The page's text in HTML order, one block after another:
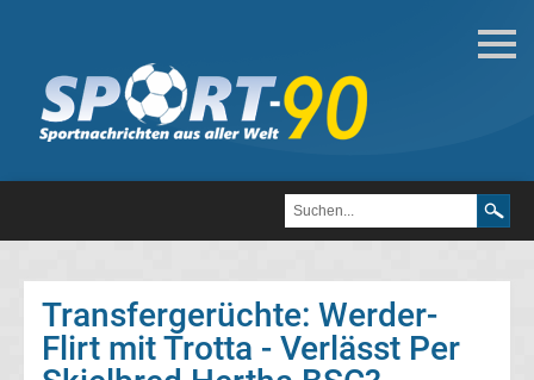
Fußball
Bundesliga
3.
Transfergerüchte: Werder-
Flirt mit Trotta - Verlässt Per